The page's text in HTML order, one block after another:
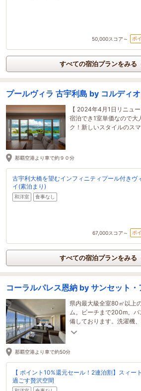
50,000スコア～ ポ
すべての宿泊プランをみる
プールヴィラ 古宇利島 by コルディ
【 2024年4月1日リニュ
宿泊でき1室単価なので大
ク！新しいスタイルのス
那覇空港より車で約９０分
古宇利大橋を望むインフィニティプール付きヴ
イ(素泊まり)
和洋室 食事なし
67,000スコア～ ポ
すべての宿泊プランをみる
コーラルパレス恩納 by サンセット
県内最大級全室80㎡以上
ム。ビーチまで200m。
備しております。洗濯機
付けている為、長期滞在
那覇空港より車で約50分
【 ポイント10%還元セール！2連泊割】スィー
過ごす贅沢空間